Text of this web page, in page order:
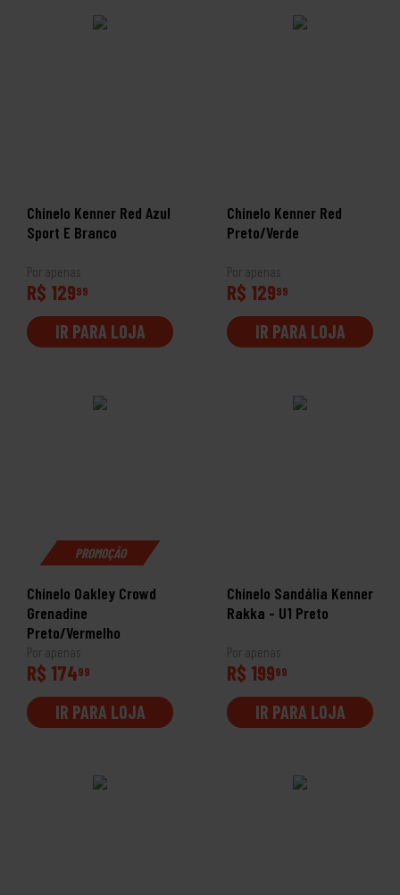
Chinelo Kenner Red Azul
Sport E Branco
Por apenas
R$ 12999
IR PARA LOJA
Chinelo Kenner Red
Preto/Verde
Por apenas
R$ 12999
IR PARA LOJA
PROMOÇÃO
Chinelo Oakley Crowd
Grenadine
Preto/Vermelho
Por apenas
R$ 17499
IR PARA LOJA
Chinelo Sandália Kenner
Rakka - U1 Preto
Por apenas
R$ 19999
IR PARA LOJA